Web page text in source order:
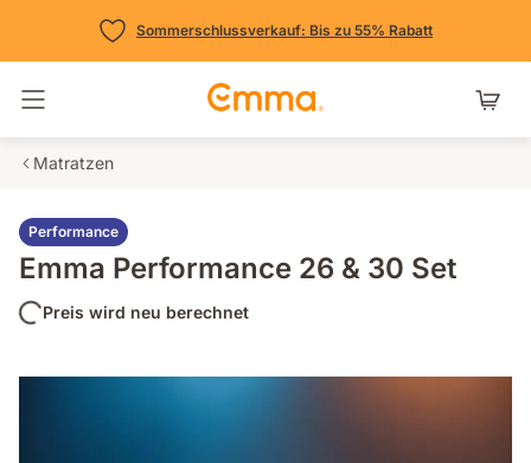
Sommerschlussverkauf: Bis zu 55% Rabatt
Navigation umschalten
Matratzen
Performance
Emma Performance 26 & 30 Set
Preis wird neu berechnet